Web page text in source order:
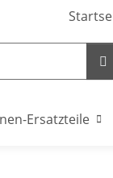
Ersatzteile